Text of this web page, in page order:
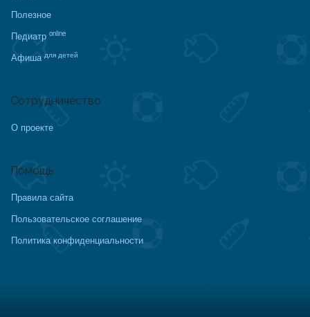
Полезное
Педиатр online
Афиша для детей
Сотрудничество
О проекте
Помощь
Правила сайта
Пользовательское соглашение
Политика конфиденциальности